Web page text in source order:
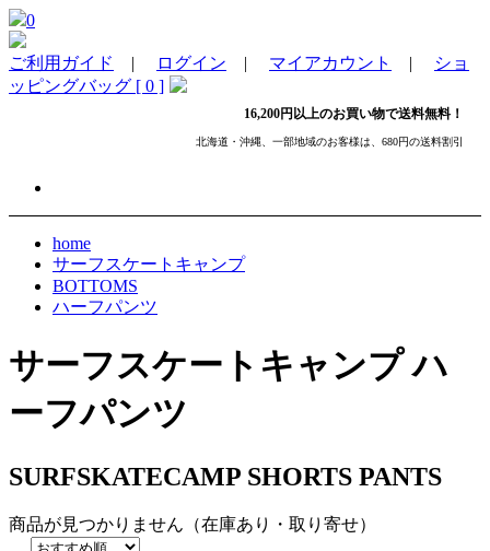
0
ご利用ガイド | ログイン | マイアカウント |
ショ
ッピングバッグ [ 0 ]
16,200円以上のお買い物で送料無料！
北海道・沖縄、一部地域のお客様は、680円の送料割引
home
サーフスケートキャンプ
BOTTOMS
ハーフパンツ
サーフスケートキャンプ ハ
ーフパンツ
SURFSKATECAMP SHORTS PANTS
商品が見つかりません（在庫あり・取り寄せ）